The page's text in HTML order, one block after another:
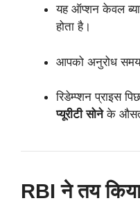
यह ऑप्शन केवल
होता है।
आपको अनुरोध समय
रिडेम्प्शन प्राइस
प्यूरीटी सोनेके औसत
RBI ने तय